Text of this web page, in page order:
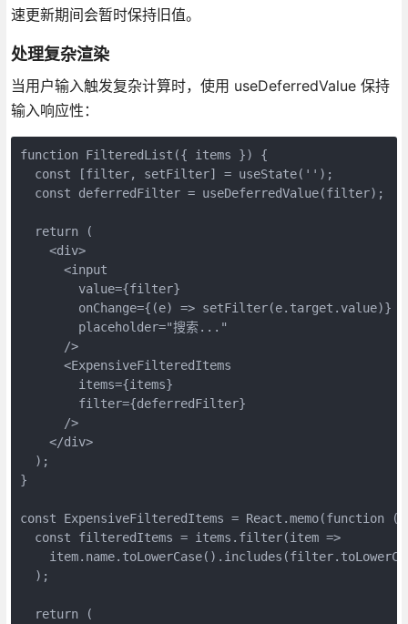
速更新期间会暂时保持旧值。
处理复杂渲染
当用户输入触发复杂计算时，使用 useDeferredValue 保持
输入响应性：
function FilteredList({ items }) {
  const [filter, setFilter] = useState('');
  const deferredFilter = useDeferredValue(filter);
  return (
    <div>
      <input
        value={filter}
        onChange={(e) => setFilter(e.target.value)}
        placeholder="搜索..."
      />
      <ExpensiveFilteredItems
        items={items}
        filter={deferredFilter}
      />
    </div>
  );
}
const ExpensiveFilteredItems =
  const filteredItems = items.filter(item =>
  );
  return (